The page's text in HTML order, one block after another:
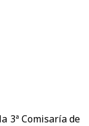
3ª Comisaría de